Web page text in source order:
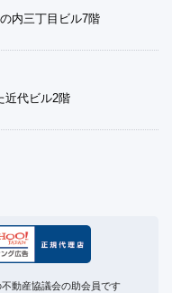
内三丁目ビル7階
近代ビル2階
動産協議会の助会員です